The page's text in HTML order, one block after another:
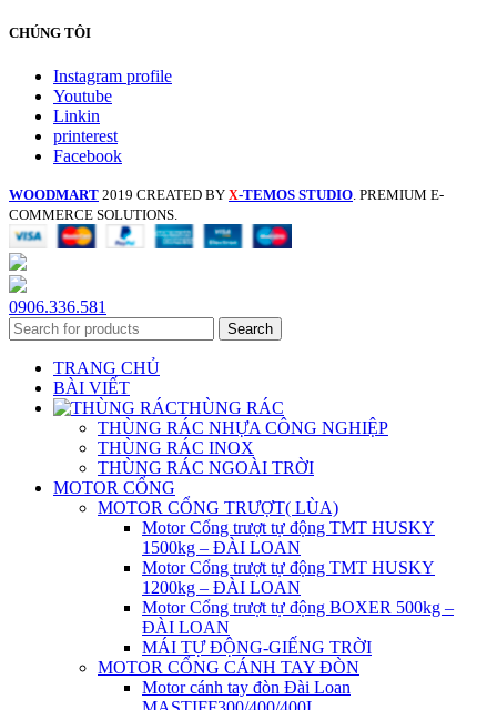
CHÚNG TÔI
Instagram profile
Youtube
Linkin
printerest
Facebook
WOODMART 2019 CREATED BY X-TEMOS STUDIO . PREMIUM E-
COMMERCE SOLUTIONS.
0906.336.581
Search
TRANG CHỦ
BÀI VIẾT
THÙNG RÁC
THÙNG RÁC NHỰA CÔNG NGHIỆP
THÙNG RÁC INOX
THÙNG RÁC NGOÀI TRỜI
MOTOR CỔNG
MOTOR CỔNG TRƯỢT( LÙA)
Motor Cổng trượt tự động TMT HUSKY
1500kg – ĐÀI LOAN
Motor Cổng trượt tự động TMT HUSKY
1200kg – ĐÀI LOAN
Motor Cổng trượt tự động BOXER 500kg –
ĐÀI LOAN
MÁI TỰ ĐỘNG-GIẾNG TRỜI
MOTOR CỔNG CÁNH TAY ĐÒN
Motor cánh tay đòn Đài Loan